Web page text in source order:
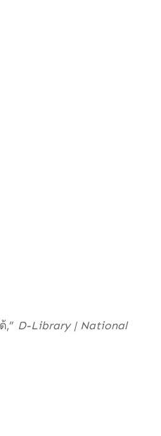
,” D-Library | National